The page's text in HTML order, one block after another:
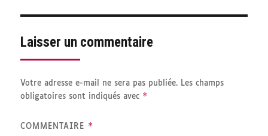
Laisser un commentaire
Votre adresse e-mail ne sera pas publiée. Les champs
obligatoires sont indiqués avec *
COMMENTAIRE *